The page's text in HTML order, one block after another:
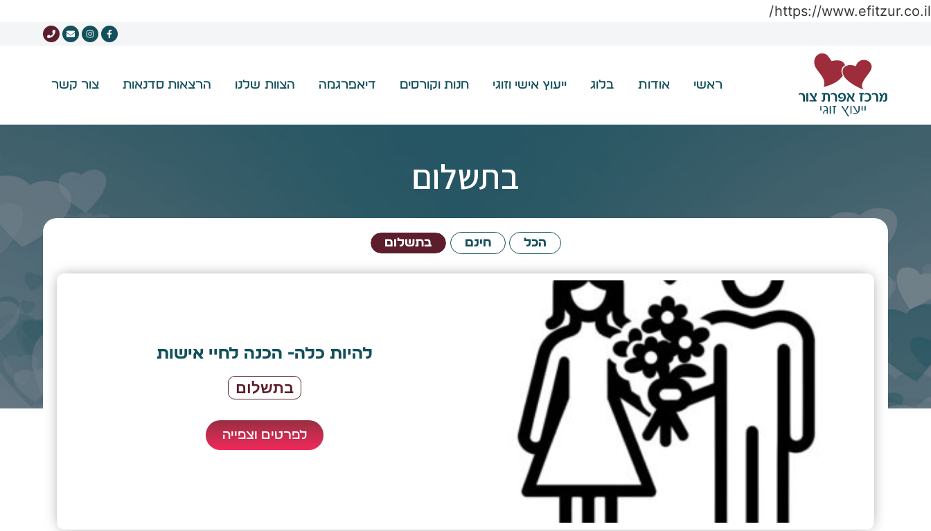
https://www.efitzur.co.il/
ראשי אודות בלוג ייעוץ אישי וזוגי חנות וקורסים דיאפרגמה הצוות שלנו הרצאות סדנאות צור קשר
בתשלום
הכל חינם בתשלום
להיות כלה- הכנה לחיי אישות
בתשלום
לפרטים וצפייה